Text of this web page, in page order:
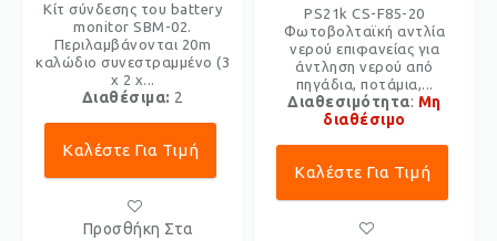
Κίτ σύνδεσης του battery
monitor SBM-02.
Περιλαμβάνονται 20m
καλώδιο συνεστραμμένο (3
x 2 x...
Διαθέσιμα: 2
Καλέστε Για Τιμή
Προσθήκη Στα
PS21k CS-F85-20
Φωτοβολταϊκή αντλία
νερού επιφανείας για
άντληση νερού από
πηγάδια, ποτάμια,...
Διαθεσιμότητα: Μη
διαθέσιμο
Καλέστε Για Τιμή